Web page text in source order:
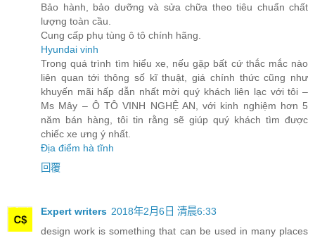
Bảo hành, bảo dưỡng và sửa chữa theo tiêu chuẩn chất
lượng toàn cầu.
Cung cấp phụ tùng ô tô chính hãng.
Hyundai vinh
Trong quá trình tìm hiểu xe, nếu gặp bất cứ thắc mắc nào
liên quan tới thông số kĩ thuật, giá chính thức cũng như
khuyến mãi hấp dẫn nhất mời quý khách liên lạc với tôi –
Ms Mây – Ô TÔ VINH NGHỆ AN, với kinh nghiệm hơn 5
năm bán hàng, tôi tin rằng sẽ giúp quý khách tìm được
chiếc xe ưng ý nhất.
Địa điểm hà tĩnh
回覆
Expert writers 2018年2月6日 清晨6:33
design work is something that can be used in many places